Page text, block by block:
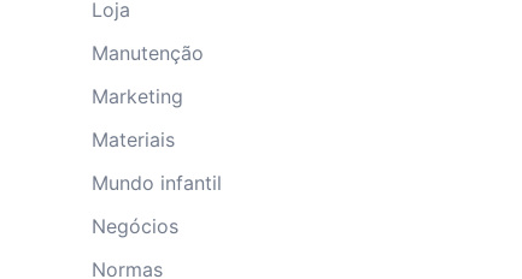
Loja
Manutenção
Marketing
Materiais
Mundo infantil
Negócios
Normas